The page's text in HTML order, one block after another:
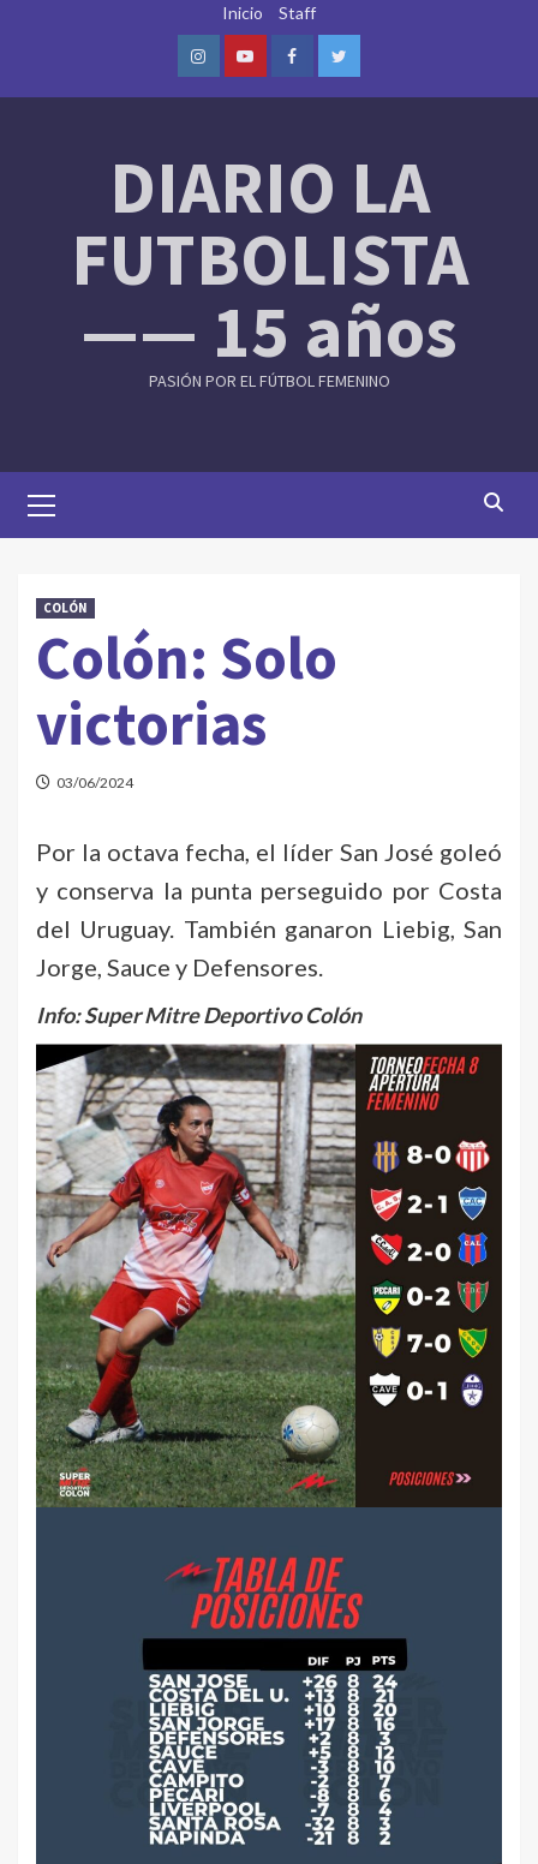
Inicio Staff
InstagramYoutubeFacebookTwitter
DIARIO LA
FUTBOLISTA
—— 15 años
PASIÓN POR EL FÚTBOL FEMENINO
Menu
COLÓN
Colón: Solo
victorias
03/06/2024
Por la octava fecha, el líder San José goleó
y conserva la punta perseguido por Costa
del Uruguay. También ganaron Liebig, San
Jorge, Sauce y Defensores.
Info: Super Mitre Deportivo Colón